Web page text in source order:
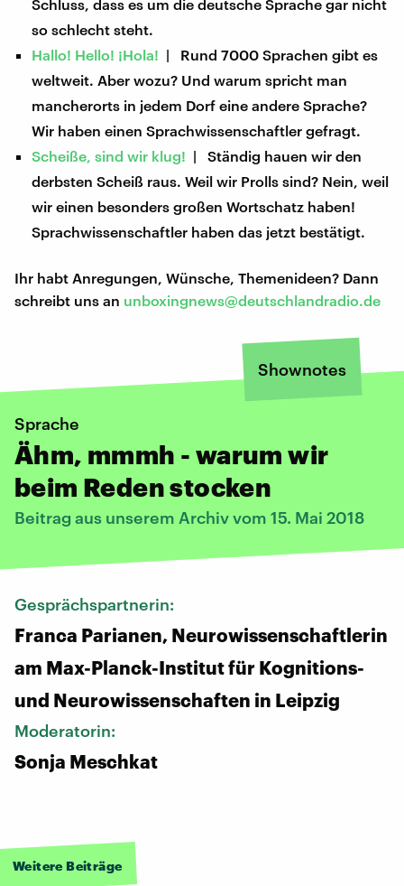
Schluss, dass es um die deutsche Sprache gar nicht
so schlecht steht.
Hallo! Hello! ¡Hola! | Rund 7000 Sprachen gibt es
weltweit. Aber wozu? Und warum spricht man
mancherorts in jedem Dorf eine andere Sprache?
Wir haben einen Sprachwissenschaftler gefragt.
Scheiße, sind wir klug! | Ständig hauen wir den
derbsten Scheiß raus. Weil wir Prolls sind? Nein, weil
wir einen besonders großen Wortschatz haben!
Sprachwissenschaftler haben das jetzt bestätigt.
Ihr habt Anregungen, Wünsche, Themenideen? Dann
schreibt uns an unboxingnews@deutschlandradio.de
Shownotes
Sprache
Ähm, mmmh - warum wir
beim Reden stocken
Beitrag aus unserem Archiv vom 15. Mai 2018
Gesprächspartnerin:
Franca Parianen, Neurowissenschaftlerin
am Max-Planck-Institut für Kognitions-
und Neurowissenschaften in Leipzig
Moderatorin:
Sonja Meschkat
Weitere Beiträge